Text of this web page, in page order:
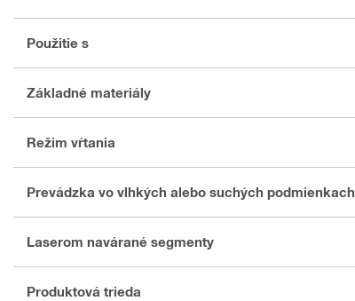
Použitie s
Základné materiály
Režim vŕtania
Prevádzka vo vlhkých alebo suchých podmienkach
Laserom navárané segmenty
Produktová trieda